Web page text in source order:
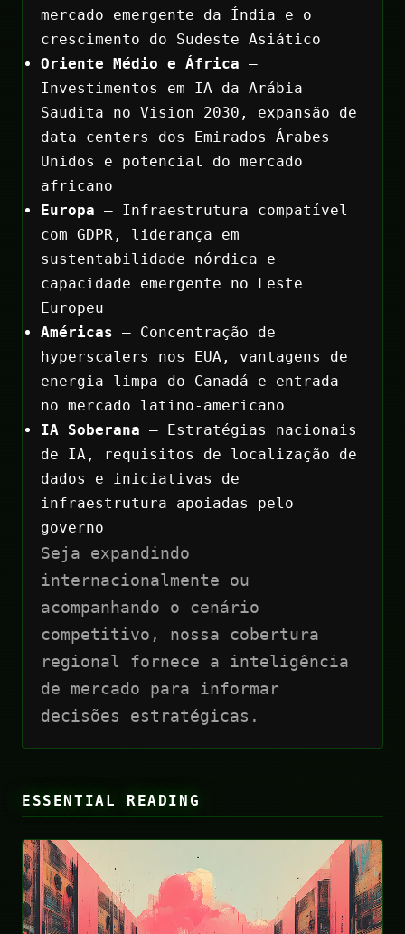
mercado emergente da Índia e o
crescimento do Sudeste Asiático
Oriente Médio e África —
Investimentos em IA da Arábia
Saudita no Vision 2030, expansão de
data centers dos Emirados Árabes
Unidos e potencial do mercado
africano
Europa — Infraestrutura compatível
com GDPR, liderança em
sustentabilidade nórdica e
capacidade emergente no Leste
Europeu
Américas — Concentração de
hyperscalers nos EUA, vantagens de
energia limpa do Canadá e entrada
no mercado latino-americano
IA Soberana — Estratégias nacionais
de IA, requisitos de localização de
dados e iniciativas de
infraestrutura apoiadas pelo
governo
Seja expandindo
internacionalmente ou
acompanhando o cenário
competitivo, nossa cobertura
regional fornece a inteligência
de mercado para informar
decisões estratégicas.
ESSENTIAL READING